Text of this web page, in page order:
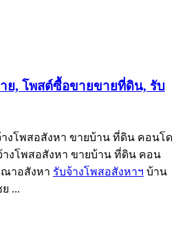
ย, โพสต์ซื้อขายขายที่ดิน, รับ
งโพสอสังหา ขายบ้าน ที่ดิน คอนโด
างโพสอสังหา ขายบ้าน ที่ดิน คอน
าอสังหา รับจ้างโพสอสังหาฯ บ้าน
...